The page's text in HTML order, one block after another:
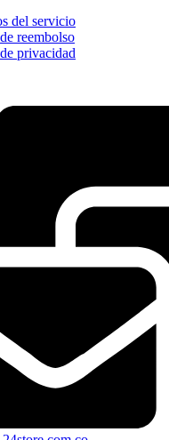
del servicio
reembolso
privacidad